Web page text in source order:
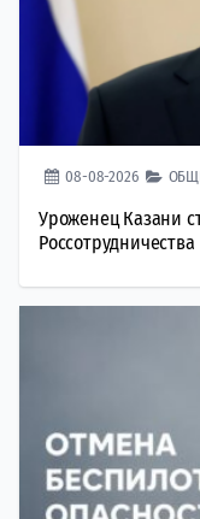
08-08-2026
Уроженец Казани
Россотрудничества